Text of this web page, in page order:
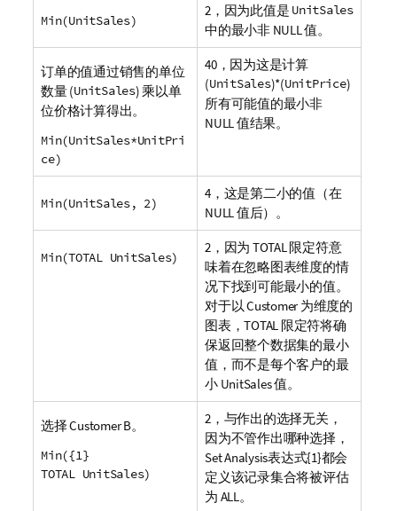
Min(UnitSales)
2，因为此值是 UnitSales
中的最小非 NULL值。
订单的值通过销售的单位
数量 (UnitSales) 乘以单
位价格计算得出。
Min(UnitSales*UnitPri
ce)
40，因为这是计算
(UnitSales)*(UnitPrice)
所有可能值的最小非
NULL值结果。
Min(UnitSales, 2)
4，这是第二小的值（在
NULL值后）。
Min(TOTAL UnitSales)
2，因为 TOTAL限定符意
味着在忽略图表维度的情
况下找到可能最小的值。
对于以Customer为维度的
图表，TOTAL 限定符将确
保返回整个数据集的最小
值，而不是每个客户的最
小 UnitSales值。
选择Customer B。
Min({1}
TOTAL UnitSales)
2，与作出的选择无关，
因为不管作出哪种选择，
Set Analysis表达式{1}都会
定义该记录集合将被评估
为 ALL。